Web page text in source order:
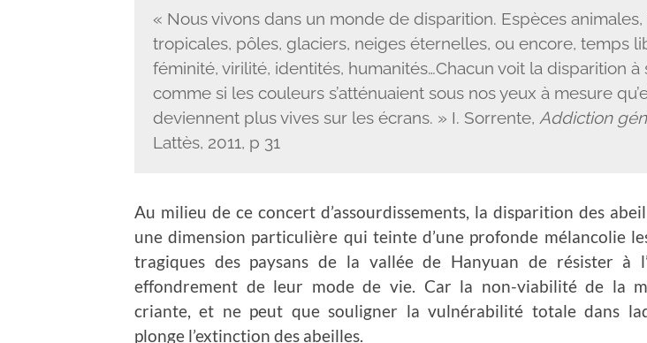
« Nous vivons dans un monde de disparition. Espèces
tropicales, pôles, glaciers, neiges éternelles, ou encore, temps
féminité, virilité, identités, humanités…Chacun voit la disparition à
comme si les couleurs s’atténuaient sous nos yeux à mesure
deviennent plus vives sur les écrans. » I. Sorrente, Addiction
Lattès, 2011, p 31
Au milieu de ce concert d’assourdissements, la disparition des
une dimension particulière qui teinte d’une profonde mélancolie
tragiques des paysans de la vallée de Hanyuan de résister à
effondrement de leur mode de vie. Car la non-viabilité de la
criante, et ne peut que souligner la vulnérabilité totale dans
plonge l’extinction des abeilles.